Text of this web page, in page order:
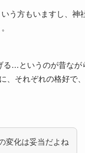
う方もいますし、神
る…というのが昔なが
、それぞれの格好で
変化は妥当だよね